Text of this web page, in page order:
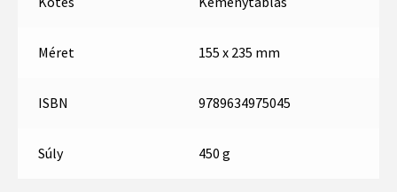
Méret 155 x 235 mm
ISBN 9789634975045
Súly 450 g